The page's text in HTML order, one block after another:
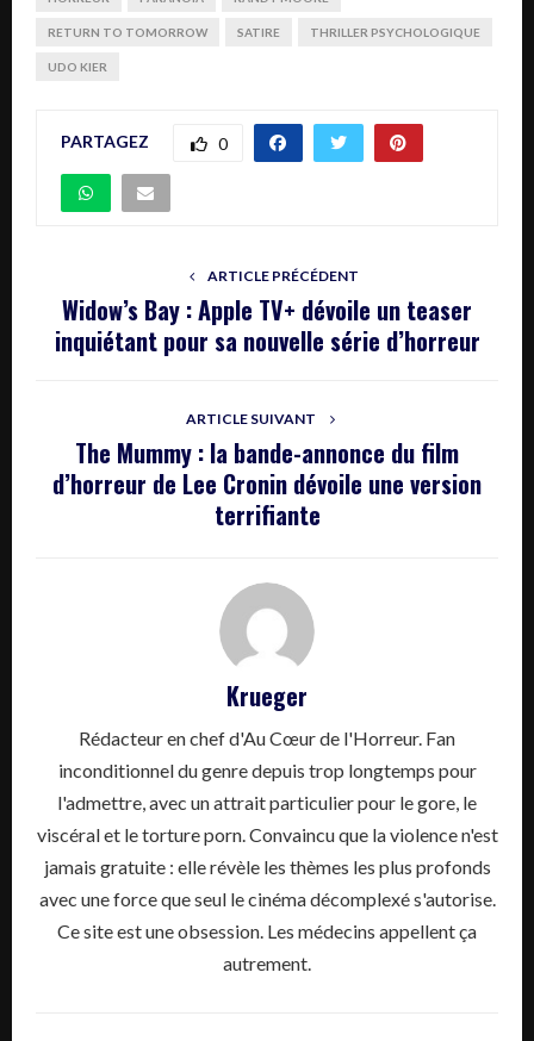
RETURN TO TOMORROW SATIRE THRILLER PSYCHOLOGIQUE
UDO KIER
PARTAGEZ 0
ARTICLE PRÉCÉDENT
Widow’s Bay : Apple TV+ dévoile un teaser
inquiétant pour sa nouvelle série d’horreur
ARTICLE SUIVANT
The Mummy : la bande-annonce du film
d’horreur de Lee Cronin dévoile une version
terrifiante
Krueger
Rédacteur en chef d'Au Cœur de l'Horreur. Fan
inconditionnel du genre depuis trop longtemps pour
l'admettre, avec un attrait particulier pour le gore, le
viscéral et le torture porn. Convaincu que la violence n'est
jamais gratuite : elle révèle les thèmes les plus profonds
avec une force que seul le cinéma décomplexé s'autorise.
Ce site est une obsession. Les médecins appellent ça
autrement.